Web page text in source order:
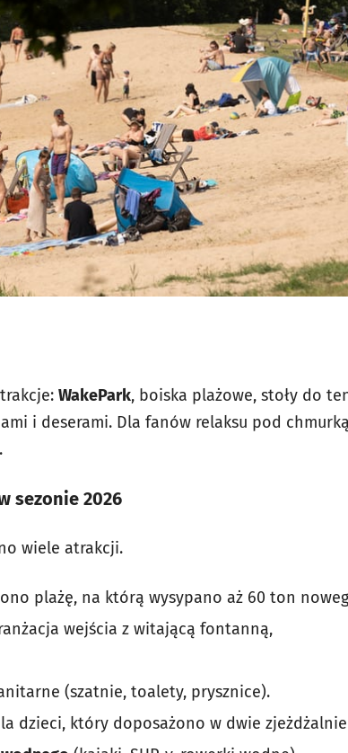
WakePark, boiska plażowe, stoły do
i deserami. Dla fanów relaksu pod
.
sezonie 2026
wiele atrakcji.
plażę, na którą wysypano aż 60 ton
wejścia z witającą fontanną,
(szatnie, toalety, prysznice).
dzieci, który doposażono w dwie zjeżdżalnie